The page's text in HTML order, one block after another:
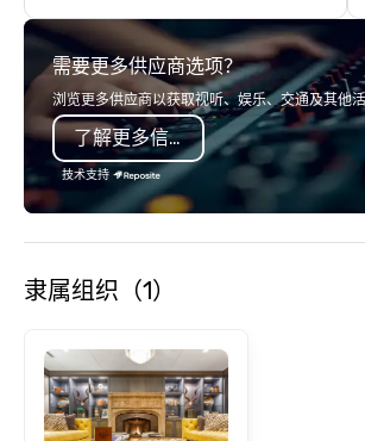
corporate event) or want a fun night
out, Howl at the Moon is the perfect
spot for you. Check out your closest
Howl at the Moon location for
upcoming events and specials.
需要更多供应商选项？
浏览更多供应商以获取视听、娱乐、交通及其他活
了解更多信息
技术支持
隶属组织（1）